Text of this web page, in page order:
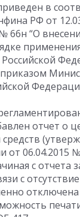
в
РФ от
№ 66н “О
отчет о
от 06.04.2015
с отчета
с